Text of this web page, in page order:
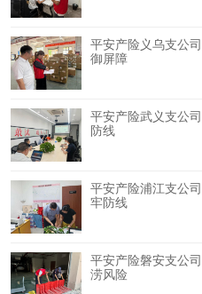
平安产险义乌支公
御屏障
平安产险武义支公
防线
平安产险浦江支公
牢防线
平安产险磐安支公
涝风险